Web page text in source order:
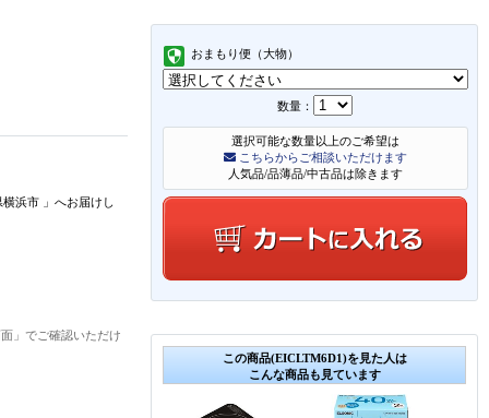
おまもり便（大物）
数量：
選択可能な数量以上のご希望は
こちらからご相談いただけます
人気品/品薄品/中古品は除きます
この商品(EICLTM6D1)を見た人は
こんな商品も見ています
横浜市 」 へお届けし
」でご確認いただけ